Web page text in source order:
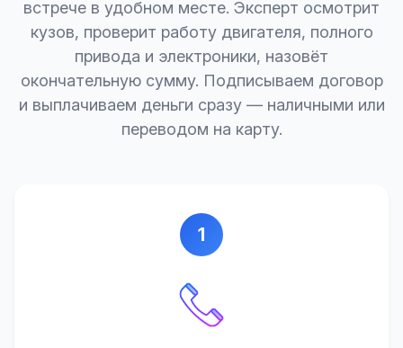
встрече в удобном месте. Эксперт осмотрит
кузов, проверит работу двигателя, полного
привода и электроники, назовёт
окончательную сумму. Подписываем договор
и выплачиваем деньги сразу — наличными или
переводом на карту.
1